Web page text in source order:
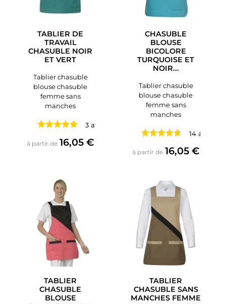
TABLIER DE
TRAVAIL
CHASUBLE NOIR
ET VERT
Tablier chasuble
blouse chasuble
femme sans
manches
3 avis
à partir de Prix
16,05 €
CHASUBLE
BLOUSE
BICOLORE
TURQUOISE ET
NOIR...
Tablier chasuble
blouse chasuble
femme sans
manches
14 avis
à partir de Prix
16,05 €
TABLIER
CHASUBLE
BLOUSE
TABLIER
CHASUBLE SANS
MANCHES FEMME